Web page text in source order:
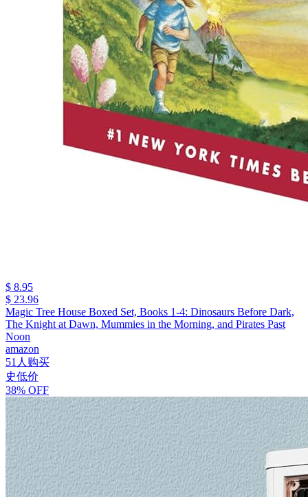
$ 8.95
$ 23.96
Magic Tree House Boxed Set, Books 1-4: Dinosaurs Before Dark,
The Knight at Dawn, Mummies in the Morning, and Pirates Past
Noon
amazon
51人购买
史低价
38% OFF